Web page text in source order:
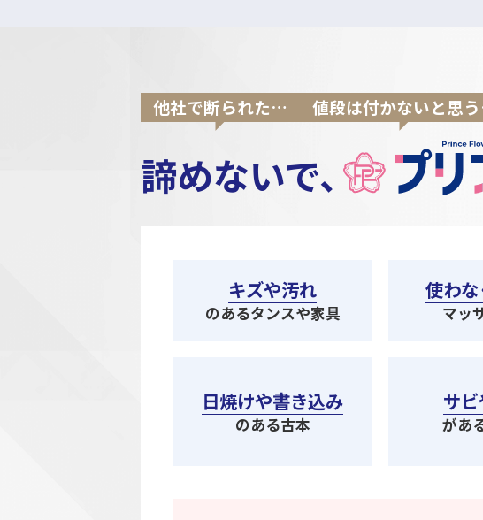
他社で断られた… 値段は付かないと思
諦めないで、
キズや汚れ
のあるタンスや家具
使わ
マッ
日焼けや書き込み
のある古本
サ
があ